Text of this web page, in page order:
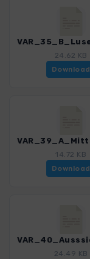
24.62 KB
Download
14.72 KB
Download
24.49 KB